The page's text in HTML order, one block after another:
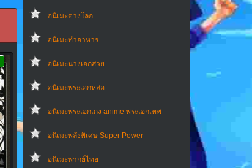
อนิเมะต่างโลก
อนิเมะทําอาหาร
อนิเมะนางเอกสวย
อนิเมะพระเอกหล่อ
อนิเมะพระเอกเก่ง anime พระเอกเทพ
อนิเมะพลังพิเศษ Super Power
อนิเมะพากย์ไทย